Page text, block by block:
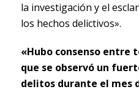
la investigación y el
los hechos delictivos».
«Hubo consenso entre
que se observó un
delitos durante el mes